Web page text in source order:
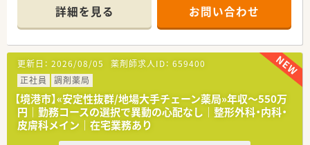
い環境です！
〈こんな方にもおススメです〉
■患者様とのコミュニケーションがお好きな方
■調剤設備の整った店舗で働きたい方
■転居を伴う異動を避け、福利厚生が整った会社でご家族との時
間を大切にしたい方
などお気軽にお問い合わせください！
貢献したいという熱意ある未経験者も歓迎します。
■多種多様な処方箋に対応するため、幅広い知識を吸収し、柔軟
な姿勢で日々の業務に取り組める方を求めています。
【想定される業務内容】
■ショッピングモール内に併設された薬局にて、内科や外科など
をはじめとする処方箋調剤全般を担当します。
■患者様の症状や生活背景に寄り添い、丁寧でわかりやすい服薬
指導を通じて安心と安全を提供していただきます。
■医薬品や健康食品、日用品などの販売対応も行い、地域の皆様
の健康を総合的にサポートする業務となります。
詳細を見る お問い合わせ
更新日： 2026/08/05 薬剤師求人ID： 659400
正社員
調剤薬局
【境港市】«安定性抜群/地場大手チェーン薬局»年収～550万
円｜勤務コースの選択で異動の心配なし｜整形外科・内科・
皮膚科メイン｜在宅業務あり